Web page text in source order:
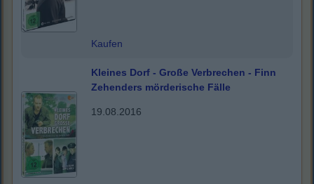
Kaufen
Kleines Dorf - Große Verbrechen - Finn
Zehenders mörderische Fälle
19.08.2016